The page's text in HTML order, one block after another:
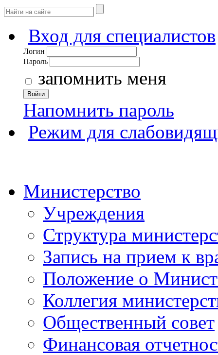
Вход для специалистов
Логин
Пароль
запомнить меня
Войти
Напомнить пароль
Режим для
Министерство
Учреждения
Структура
Запись на прием к
Положение о
Коллегия
Общественный совет
Финансовая